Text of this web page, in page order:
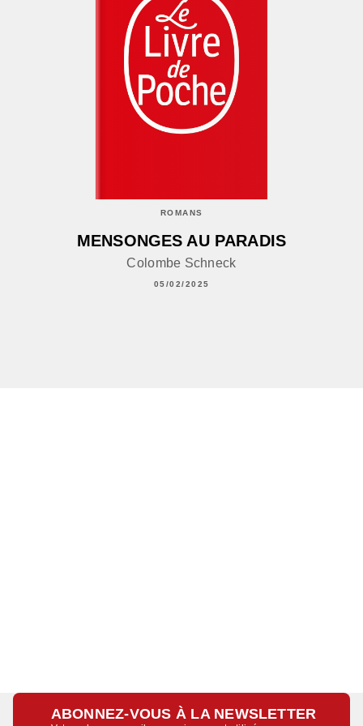
ROMANS
MENSONGES AU PARADIS
Colombe Schneck
05/02/2025
ABONNEZ-VOUS À LA NEWSLETTER